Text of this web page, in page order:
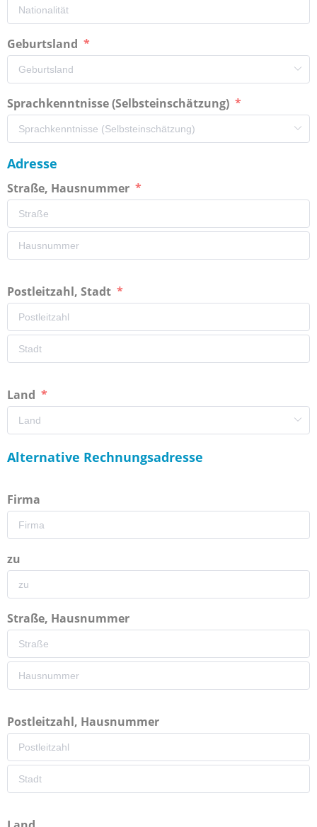
Geburtsland
Sprachkenntnisse (Selbsteinschätzung)
Adresse
Straße, Hausnummer
Postleitzahl, Stadt
Land
Alternative Rechnungsadresse
Firma
zu
Straße, Hausnummer
Postleitzahl, Hausnummer